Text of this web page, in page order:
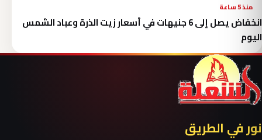
منذ 5 ساعة
انخفاض يصل إلى 6 جنيهات في أسعار زيت الذرة وعباد الشمس
اليوم
نور في الطريق